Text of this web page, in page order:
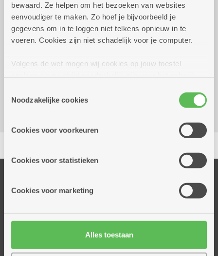
bewaard. Ze helpen om het bezoeken van websites
eenvoudiger te maken. Zo hoef je bijvoorbeeld je
gegevens om in te loggen niet telkens opnieuw in te
voeren. Cookies zijn niet schadelijk voor je computer.
Volgens de wet mogen wij cookies op jouw toestel
cookies hebben we jouw toestemming nodig. Sommige
cookies worden geplaatst door derde partijen die een
informatie over jouw (geanonimiseerd) gebruik van onze
partners kunnen deze gegevens combineren met andere
Noodzakelijke cookies
Cookies voor voorkeuren
Cookies voor statistieken
Cookies voor marketing
Alles toestaan
vrijdag 25 september
2026
10.00 uur tot 11.00
uur
Dienstencentrum De Brem
2170 Merksem
Thuisdiensten
Assistentiewoningen
Woonzorgcentra
Financieel comfort